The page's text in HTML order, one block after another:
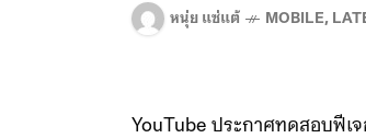
หนุ่ย แซ่แต้ MOBILE,
YouTube ประกาศทดสอบฟีเ